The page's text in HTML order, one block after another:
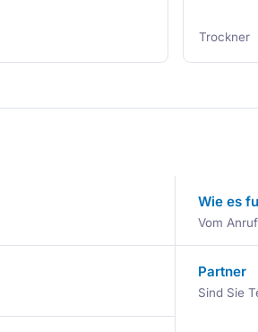
Trockner
Wie es
Vom
Partner
Sind Sie